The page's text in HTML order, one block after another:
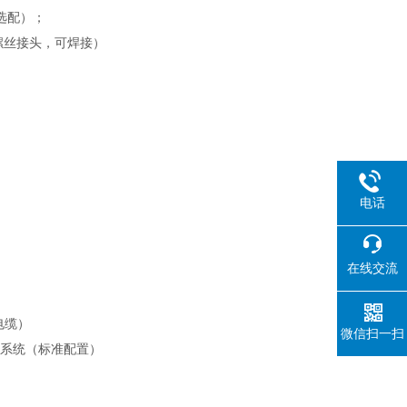
）；
接头，可焊接）
）
统（标准配置）
电话
在线交流
微信扫一扫